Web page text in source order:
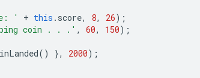
' + this . score, 8, 26);
coin . . .' , 60, 150);
() }, 2000);